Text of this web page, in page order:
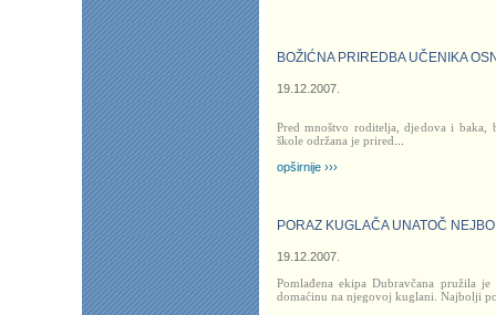
BOŽIĆNA PRIREDBA UČENIKA
19.12.2007.
Pred mnoštvo roditelja, djedova i baka,
škole održana je prired
opširnije ›››
PORAZ KUGLAČA UNATOČ
19.12.2007.
Pomlađena ekipa Dubravčana pružila
domaćinu na njegovoj kuglani. Najbolji